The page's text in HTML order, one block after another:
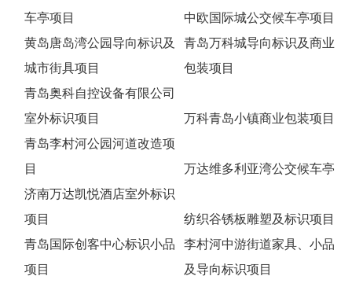
车亭项目
中欧国际城公交候车亭项目
黄岛唐岛湾公园导向标识及
城市街具项目
青岛万科城导向标识及商业
包装项目
青岛奥科自控设备有限公司
室外标识项目
万科青岛小镇商业包装项目
青岛李村河公园河道改造项
目
万达维多利亚湾公交候车亭
济南万达凯悦酒店室外标识
项目
纺织谷锈板雕塑及标识项目
青岛国际创客中心标识小品
项目
李村河中游街道家具、小品
及导向标识项目